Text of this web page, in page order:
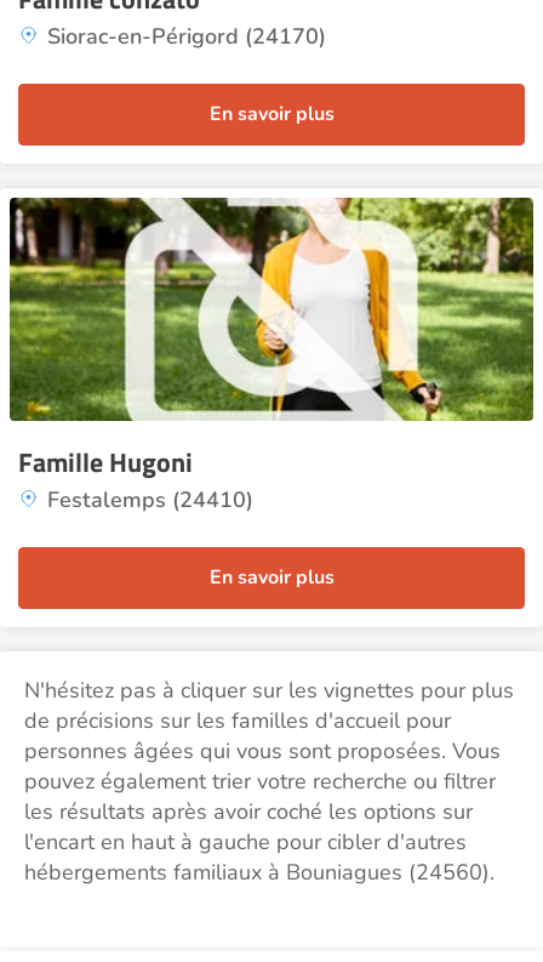
Siorac-en-Périgord (24170)
En savoir plus
Famille Hugoni
Festalemps (24410)
En savoir plus
N'hésitez pas à cliquer sur les vignettes pour plus
de précisions sur les familles d'accueil pour
personnes âgées qui vous sont proposées. Vous
pouvez également trier votre recherche ou filtrer
les résultats après avoir coché les options sur
l'encart en haut à gauche pour cibler d'autres
hébergements familiaux à Bouniagues (24560).